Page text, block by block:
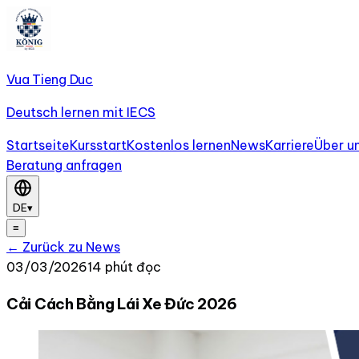
Vua Tieng Duc
Deutsch lernen mit IECS
StartseiteKursstartKostenlos lernenNewsKarriereÜber
Beratung anfragen
DE▾
≡
← Zurück zu News
03/03/202614 phút đọc
Cải Cách Bằng Lái Xe Đức 2026